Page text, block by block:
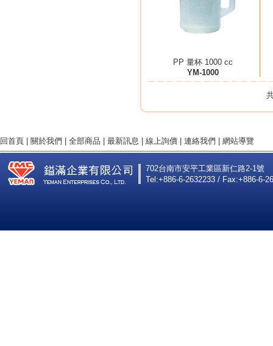
PP 量杯 1000 cc
YM-1000
回首頁 關於我們 全部商品 最新訊息 線上詢價 連絡我們 網站導覽
702台南市安平工業區新仁路2-1號
Tel:+886-6-2632233 / Fax:+886-6-